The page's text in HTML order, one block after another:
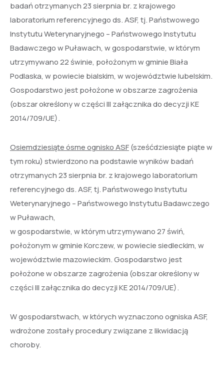
badań otrzymanych 23 sierpnia br. z krajowego
laboratorium referencyjnego ds. ASF, tj. Państwowego
Instytutu Weterynaryjnego – Państwowego Instytutu
Badawczego w Puławach, w gospodarstwie, w którym
utrzymywano 22 świnie, położonym w gminie Biała
Podlaska, w powiecie bialskim, w województwie lubelskim.
Gospodarstwo jest położone w obszarze zagrożenia
(obszar określony w części III załącznika do decyzji KE
2014/709/UE).
Osiemdziesiąte ósme ognisko ASF(sześćdziesiąte piąte w
tym roku) stwierdzono na podstawie wyników badań
otrzymanych 23 sierpnia br. z krajowego laboratorium
referencyjnego ds. ASF, tj. Państwowego Instytutu
Weterynaryjnego – Państwowego Instytutu Badawczego
w Puławach,
w gospodarstwie, w którym utrzymywano 27 świń,
położonym w gminie Korczew, w powiecie siedleckim, w
województwie mazowieckim. Gospodarstwo jest
położone w obszarze zagrożenia (obszar określony w
części III załącznika do decyzji KE 2014/709/UE).
W gospodarstwach, w których wyznaczono ogniska ASF,
wdrożone zostały procedury związane z likwidacją
choroby.